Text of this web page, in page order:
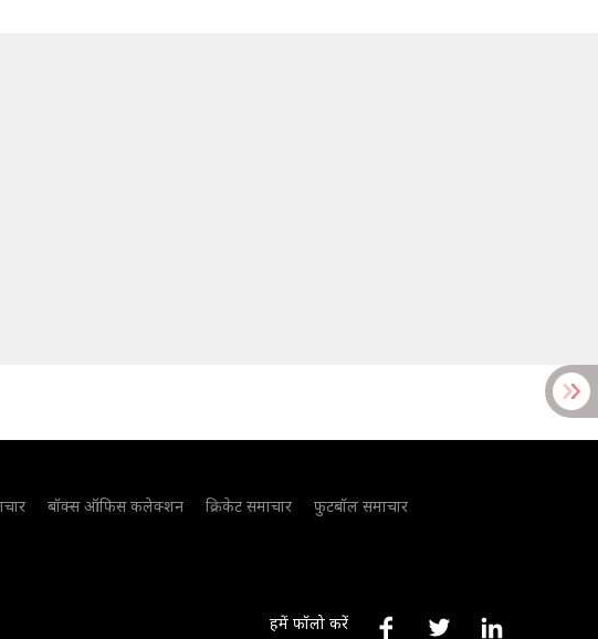
बॉक्स ऑफिस कलेक्शन क्रिकेट समाचार
फुटबॉल समाचार
हमें फॉलो करें